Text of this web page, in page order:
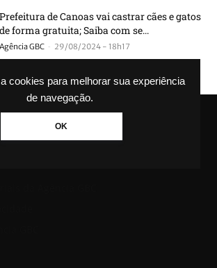
cookies para melhorar sua experiência
de navegação.
OK
Prefeitura de Canoas vai castrar cães e gatos
de forma gratuita; Saiba com se...
Agência GBC - 29/08/2024 - 18h17
notícia. Todos os direitos reservados.
A AGÊNCIA GBC